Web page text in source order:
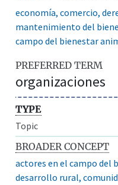
economía, comercio,
mantenimiento del
campo del bienestar
PREFERRED TERM
organizaciones
TYPE
Topic
BROADER CONCEPT
actores en el campo del
desarrollo rural,